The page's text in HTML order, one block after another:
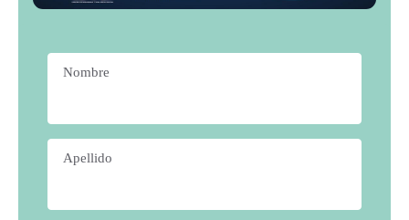
Nombre
Apellido